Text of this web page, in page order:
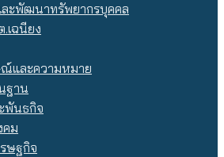
ละพัฒนาทรัพยากรบุคคล
เฉนียง
และความหมาย
ฐาน
พันธกิจ
คม
ษฐกิจ